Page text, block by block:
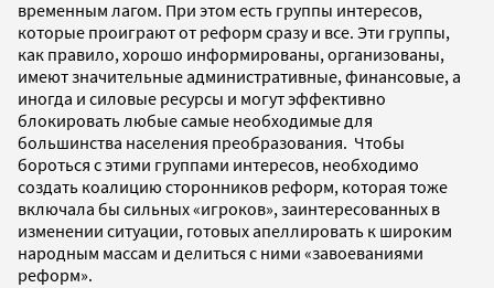
временным лагом. При этом есть группы интересов,
которые проиграют от реформ сразу и все. Эти группы,
как правило, хорошо информированы, организованы,
имеют значительные административные, финансовые, а
иногда и силовые ресурсы и могут эффективно
блокировать любые самые необходимые для
большинства населения преобразования. Чтобы
бороться с этими группами интересов, необходимо
создать коалицию сторонников реформ, которая тоже
включала бы сильных «игроков», заинтересованных в
изменении ситуации, готовых апеллировать к широким
народным массам и делиться с ними «завоеваниями
реформ».